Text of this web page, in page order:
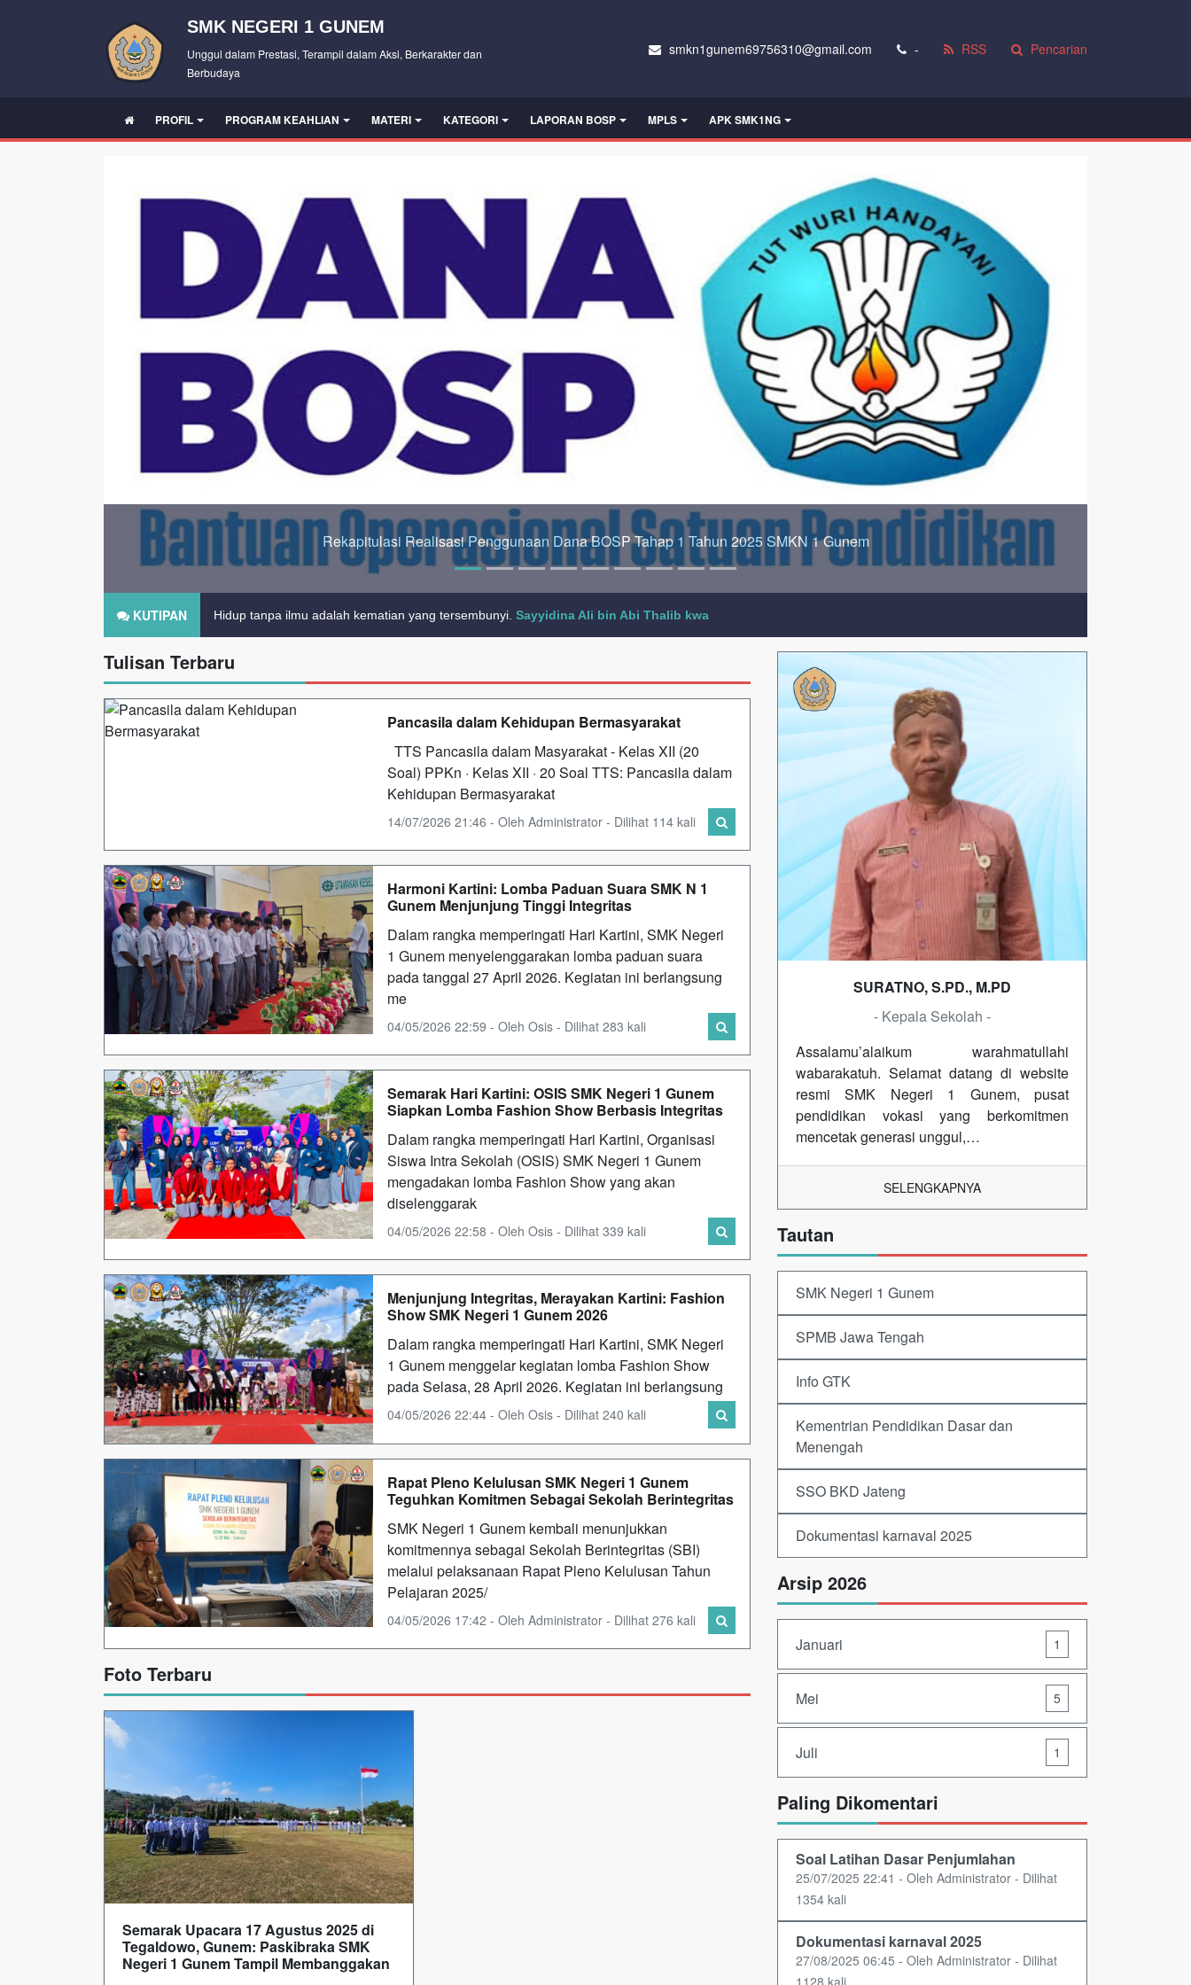
SMK NEGERI 1 GUNEM
Unggul dalam Prestasi, Terampil dalam Aksi, Berkarakter dan
Berbudaya
smkn1gunem69756310@gmail.com - RSS Pencarian
PROFIL PROGRAM KEAHLIAN MATERI KATEGORI LAPORAN BOSP MPLS APK SMK1NG
SMKN 1 Gunem Hadir Menyapa: Saatnya Jadi Ahli Akuntansi atau Teknisi Otomotif Andal
KUTIPAN Hidup tanpa ilmu adalah kematian yang tersembunyi. Sayyidina Ali bin Abi Thalib kwa
Ilmu itu lebih mulia dari pada kekayaan, karena ilmu menjaga kamu, sedang kekayaan kamu yang menjaganya.
Tulisan Terbaru
Pancasila dalam Kehidupan Bermasyarakat
TTS Pancasila dalam Masyarakat - Kelas XII (20
Soal) PPKn · Kelas XII · 20 Soal TTS: Pancasila dalam
Kehidupan Bermasyarakat
14/07/2026 21:46 - Oleh Administrator - Dilihat 114 kali
Harmoni Kartini: Lomba Paduan Suara SMK N 1
Gunem Menjunjung Tinggi Integritas
Dalam rangka memperingati Hari Kartini, SMK Negeri
1 Gunem menyelenggarakan lomba paduan suara
pada tanggal 27 April 2026. Kegiatan ini berlangsung
me
04/05/2026 22:59 - Oleh Osis - Dilihat 283 kali
Semarak Hari Kartini: OSIS SMK Negeri 1 Gunem
Siapkan Lomba Fashion Show Berbasis Integritas
Dalam rangka memperingati Hari Kartini, Organisasi
Siswa Intra Sekolah (OSIS) SMK Negeri 1 Gunem
mengadakan lomba Fashion Show yang akan
diselenggarak
04/05/2026 22:58 - Oleh Osis - Dilihat 339 kali
Menjunjung Integritas, Merayakan Kartini: Fashion
Show SMK Negeri 1 Gunem 2026
Dalam rangka memperingati Hari Kartini, SMK Negeri
1 Gunem menggelar kegiatan lomba Fashion Show
pada Selasa, 28 April 2026. Kegiatan ini berlangsung
04/05/2026 22:44 - Oleh Osis - Dilihat 240 kali
Rapat Pleno Kelulusan SMK Negeri 1 Gunem
Teguhkan Komitmen Sebagai Sekolah Berintegritas
SMK Negeri 1 Gunem kembali menunjukkan
komitmennya sebagai Sekolah Berintegritas (SBI)
melalui pelaksanaan Rapat Pleno Kelulusan Tahun
Pelajaran 2025/
04/05/2026 17:42 - Oleh Administrator - Dilihat 276 kali
Foto Terbaru
Semarak Upacara 17 Agustus 2025 di
Tegaldowo, Gunem: Paskibraka SMK
Negeri 1 Gunem Tampil Membanggakan
SURATNO, S.PD., M.PD
- Kepala Sekolah -
Assalamu’alaikum warahmatullahi
wabarakatuh. Selamat datang di website
resmi SMK Negeri 1 Gunem, pusat
pendidikan vokasi yang berkomitmen
mencetak generasi unggul,…
SELENGKAPNYA
Tautan
SMK Negeri 1 Gunem
SPMB Jawa Tengah
Info GTK
Kementrian Pendidikan Dasar dan
Menengah
SSO BKD Jateng
Dokumentasi karnaval 2025
Arsip 2026
Januari 1
Mei 5
Juli 1
Paling Dikomentari
Soal Latihan Dasar Penjumlahan
25/07/2025 22:41 - Oleh Administrator - Dilihat
1354 kali
Dokumentasi karnaval 2025
27/08/2025 06:45 - Oleh Administrator - Dilihat